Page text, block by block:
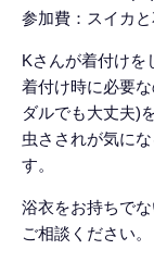
参加費：スイカ
Kさんが着付けを
着付け時に必要
ダルでも大丈夫)
虫さされが気に
す。
浴衣をお持ちで
ご相談ください。